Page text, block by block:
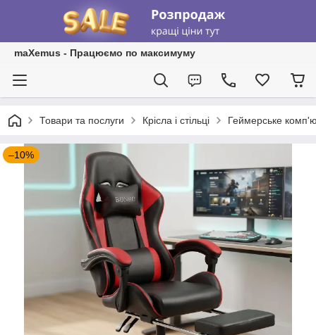
maXemus - Працюємо по максимуму
Товари та послуги Крісла і стільці Геймерське
–10%